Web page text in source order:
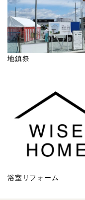
地鎮祭
浴室リフォーム